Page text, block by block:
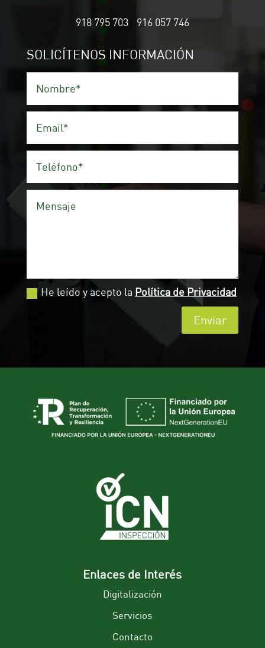
918 795 703/ 916 057 746
SOLICÍTENOS INFORMACIÓN
He leído y acepto la Política de Privacidad
Enviar
Enlaces de Interés
Digitalización
Servicios
Contacto